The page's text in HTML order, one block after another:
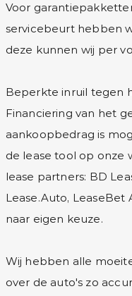
Voor
servicebeurt hebben
deze kunnen wij per
Beperkte inruil tegen
Financiering van het
aankoopbedrag is
de lease tool op onze
lease partners: BD
Lease.Auto,
naar eigen keuze.
Wij hebben alle
over de auto's zo